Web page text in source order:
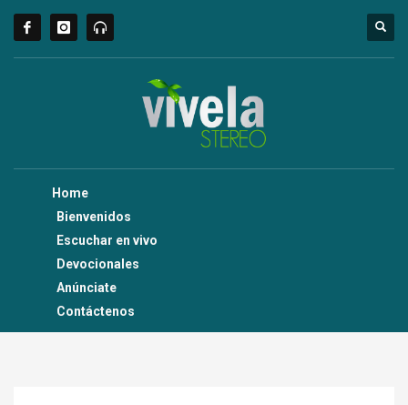
Home
Bienvenidos
Escuchar en vivo
Devocionales
Anúnciate
Contáctenos